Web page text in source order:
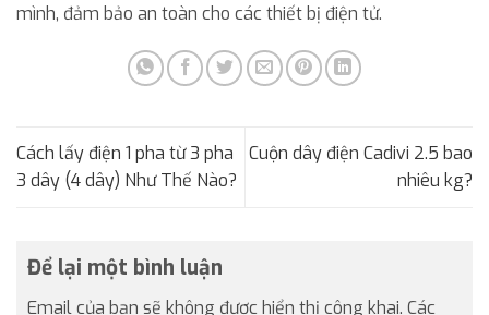
mình, đảm bảo an toàn cho các thiết bị điện tử.
Cách lấy điện 1 pha từ 3 pha
3 dây (4 dây) Như Thế Nào?
Cuộn dây điện Cadivi 2.5 bao
nhiêu kg?
Để lại một bình luận
Email của bạn sẽ không được hiển thị công khai. Các